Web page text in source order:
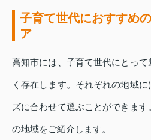
子育て世代におすすめ
ア
高知市には、子育て世代にとっ
く存在します。それぞれの地域
ズに合わせて選ぶことができま
の地域をご紹介します。